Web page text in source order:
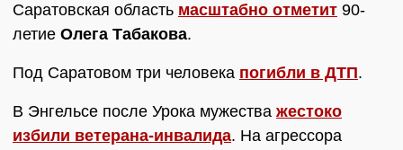
Саратовская область масштабно отметит 90-
летие Олега Табакова.
Под Саратовом три человека погибли в ДТП.
В Энгельсе после Урока мужества жестоко
избили ветерана-инвалида. На агрессора